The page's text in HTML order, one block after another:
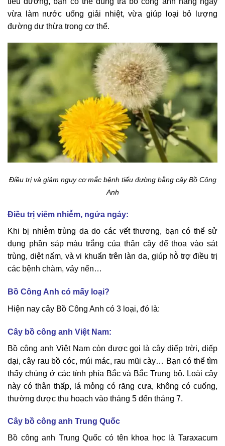
vừa làm nước uống giải nhiệt, vừa giúp loại bỏ lượng
đường dư thừa trong cơ thể.
Điều trị và giảm nguy cơ mắc bệnh tiểu đường bằng cây Bồ Công
Anh
Điều trị viêm nhiễm, ngứa ngáy:
Khi bị nhiễm trùng da do các vết thương, bạn có thể sử
dụng phần sáp màu trắng của thân cây để thoa vào sát
trùng, diệt nấm, và vi khuẩn trên làn da, giúp hỗ trợ điều trị
các bệnh chàm, vảy nến…
Bồ Công Anh có mấy loại?
Hiện nay cây Bồ Công Anh có 3 loại, đó là:
Cây bồ công anh Việt Nam:
Bồ công anh Việt Nam còn được gọi là cây diếp trời, diếp
dại, cây rau bồ cóc, múi mác, rau mũi cày… Bạn có thể tìm
thấy chúng ở các tỉnh phía Bắc và Bắc Trung bộ. Loài cây
này có thân thấp, lá mỏng có răng cưa, không có cuống,
thường được thu hoạch vào tháng 5 đến tháng 7.
Cây bồ công anh Trung Quốc
Bồ công anh Trung Quốc có tên khoa học là Taraxacum